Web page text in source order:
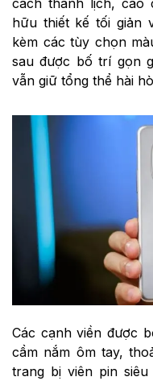
cách thanh lịch,
hữu thiết kế tối giản
kèm các tùy chọn
sau được bố trí gọn
vẫn giữ tổng thể hài
Các cạnh viền được
cầm nắm ôm tay,
trang bị viên pin